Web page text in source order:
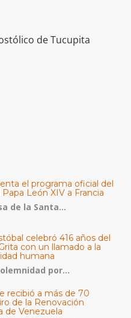
de Tucupita
el programa oficial del
León XIV a Francia
de la Santa...
celebró 416 años del
con un llamado a la
humana
por...
recibió a más de 70
de la Renovación
de Venezuela